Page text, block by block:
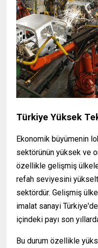
Türkiye Yüksek
Ekonomik büyümenin
sektörünün yüksek ve
özellikle gelişmiş
refah seviyesini
sektördür. Gelişmiş
imalat sanayi
içindeki payı son
Bu durum özellikle